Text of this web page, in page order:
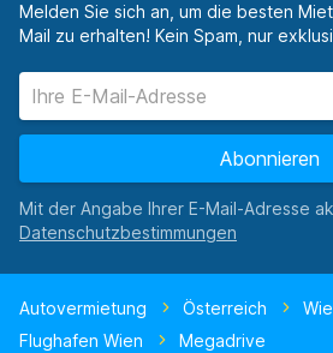
Melden Sie sich an, um die besten
Mail zu erhalten! Kein Spam, nur
Abonnieren
Mit der Angabe Ihrer E-Mail-Adresse
Autovermietung Österreich
Flughafen Wien
Megadrive